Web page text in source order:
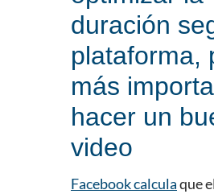
duración
plataforma,
más
hacer un
video
Facebook calculaque